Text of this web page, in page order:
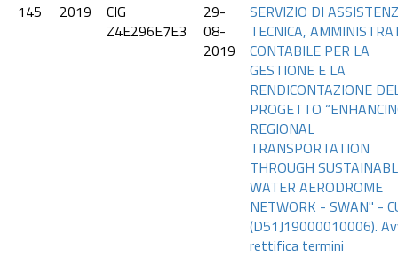
145
2019
CIG
Z4E296E7E3
29-
08-
2019
SERVIZIO DI
TECNICA,
CONTABILE PER LA
GESTIONE E LA
RENDICONTAZIONE
PROGETTO
REGIONAL
TRANSPORTATION
THROUGH
WATER AERODROME
NETWORK - SWAN" -
(D51J19000010006).
rettifica termini